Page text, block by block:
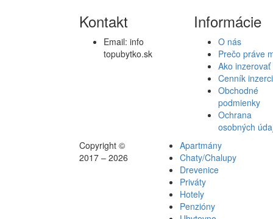
Kontakt
Email: info
topubytko.sk
Informácie
O nás
Prečo práve
Ako inzerovať
Cenník
Obchodné
podmienky
Ochrana
osobných
Copyright ©
2017 – 2026
Apartmány
Chaty/Chalupy
Drevenice
Priváty
Hotely
Penzióny